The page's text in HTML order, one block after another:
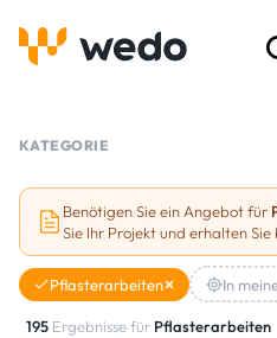
Referenzen
Förderungen & Zuschüsse
KATEGORIE
Benötigen Sie ein Angebot für
Sie Ihr Projekt und erhalten
Pflasterarbeiten In
195 Ergebnisse für Pflasterarbeiten